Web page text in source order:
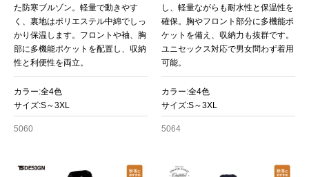
た防寒ブルゾン。軽量で動きやす
く、裏地はポリエステル中綿でしっ
かり保温します。フロントや袖、胸
部に多機能ポケットを配置し、収納
性と利便性を両立。
カラー:全4色
サイズ:S～3XL
5060
し、軽量ながらも耐水性と保温性を
確保。胸やフロント部分に多機能ポ
ケットを備え、収納力も抜群です。
ユニセックス対応で男女問わず着用
可能。
カラー:全4色
サイズ:S～3XL
5064